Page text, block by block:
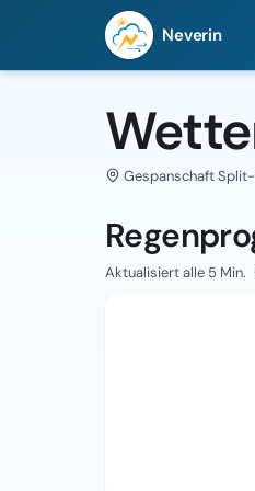
Neverin
Gespanschaft Split-
Aktualisiert alle 5 Min.